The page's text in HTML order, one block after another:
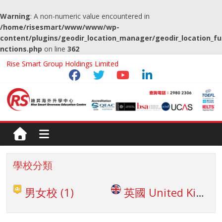
Warning: A non-numeric value encountered in
/home/risesmart/www/www/wp-
content/plugins/geodir_location_manager/geodir_location_fu
nctions.php on line 362
Rise Smart Group Holdings Limited
學校分類
男女校 (1) 英國 United Kingdom